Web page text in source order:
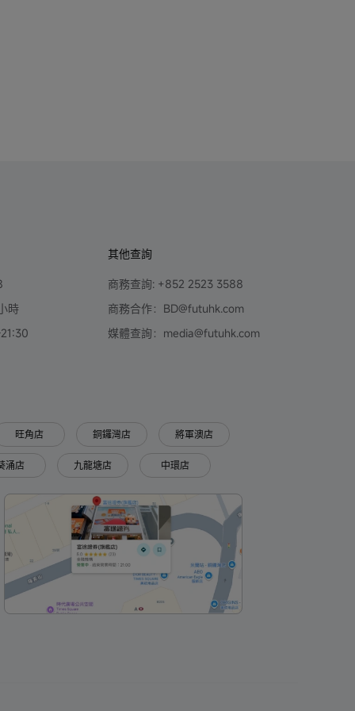
時
其他查詢
商務查詢: +852 2523 3588
商務合作：BD@futuhk.com
媒體查詢：media@futuhk.com
旺角店 銅鑼灣店 將軍澳店
涌店 九龍塘店 中環店